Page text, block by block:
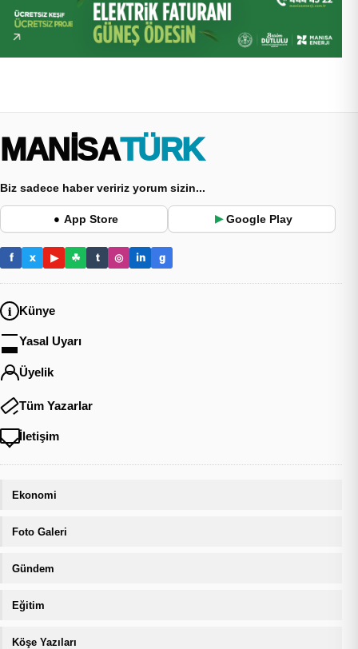
MANİSA TÜRK
Biz sadece haber veririz yorum sizin...
● App Store ▶ Google Play
f x ▶ ☘ t ◎ in g
Künye
Yasal Uyarı
Üyelik
Tüm Yazarlar
İletişim
Ekonomi
Foto Galeri
Gündem
Eğitim
Köşe Yazıları